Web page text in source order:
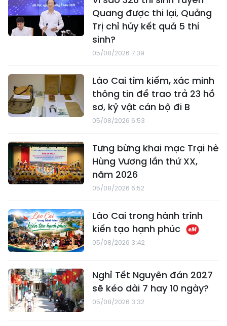
Quang được thi lại, Quảng
Trị chỉ hủy kết quả 5 thí
sinh?
05/08/2026 7:39
Lào Cai tìm kiếm, xác minh
thông tin để trao trả 23 hồ
sơ, kỷ vật cán bộ đi B
05/08/2026 6:53
Tưng bừng khai mạc Trại hè
Hùng Vương lần thứ XX,
năm 2026
05/08/2026 6:52
Lào Cai trong hành trình
kiến tạo hạnh phúc
05/08/2026 3:42
Nghỉ Tết Nguyên đán 2027
sẽ kéo dài 7 hay 10 ngày?
05/08/2026 3:32